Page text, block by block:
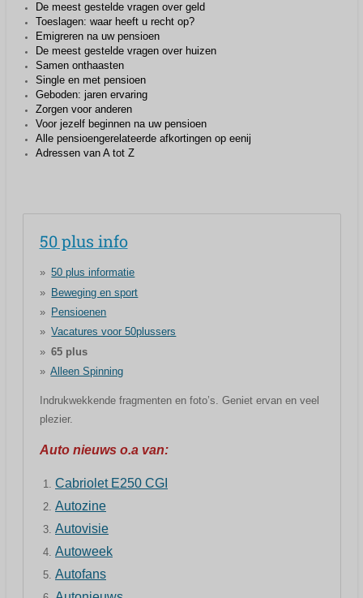
De meest gestelde vragen over geld
Toeslagen: waar heeft u recht op?
Emigreren na uw pensioen
De meest gestelde vragen over huizen
Samen onthaasten
Single en met pensioen
Geboden: jaren ervaring
Zorgen voor anderen
Voor jezelf beginnen na uw pensioen
Alle pensioengerelateerde afkortingen op eenij
Adressen van A tot Z
50 plus info
50 plus informatie
Beweging en sport
Pensioenen
Vacatures voor 50plussers
65 plus
Alleen Spinning
Indrukwekkende fragmenten en foto’s. Geniet ervan en veel
plezier.
Auto nieuws o.a van:
Cabriolet E250 CGI
Autozine
Autovisie
Autoweek
Autofans